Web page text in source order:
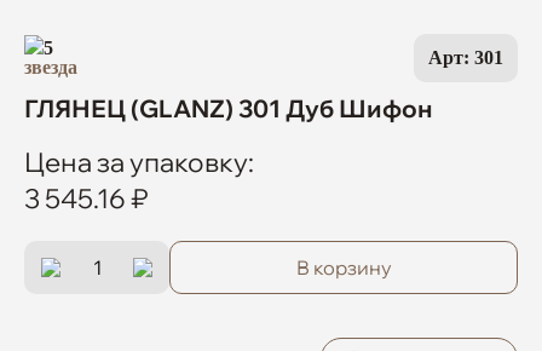
5 Арт: 301
ГЛЯНЕЦ (GLANZ) 301 Дуб Шифон
Цена за упаковку:
3 545.16 ₽
В корзину